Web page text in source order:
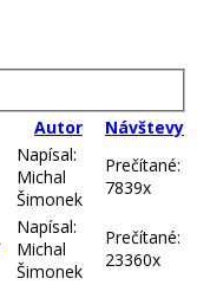
Autor
Návštevy
Napísal:
Michal
Šimonek
Prečítané:
7839x
Napísal:
Michal
Šimonek
Prečítané:
23360x